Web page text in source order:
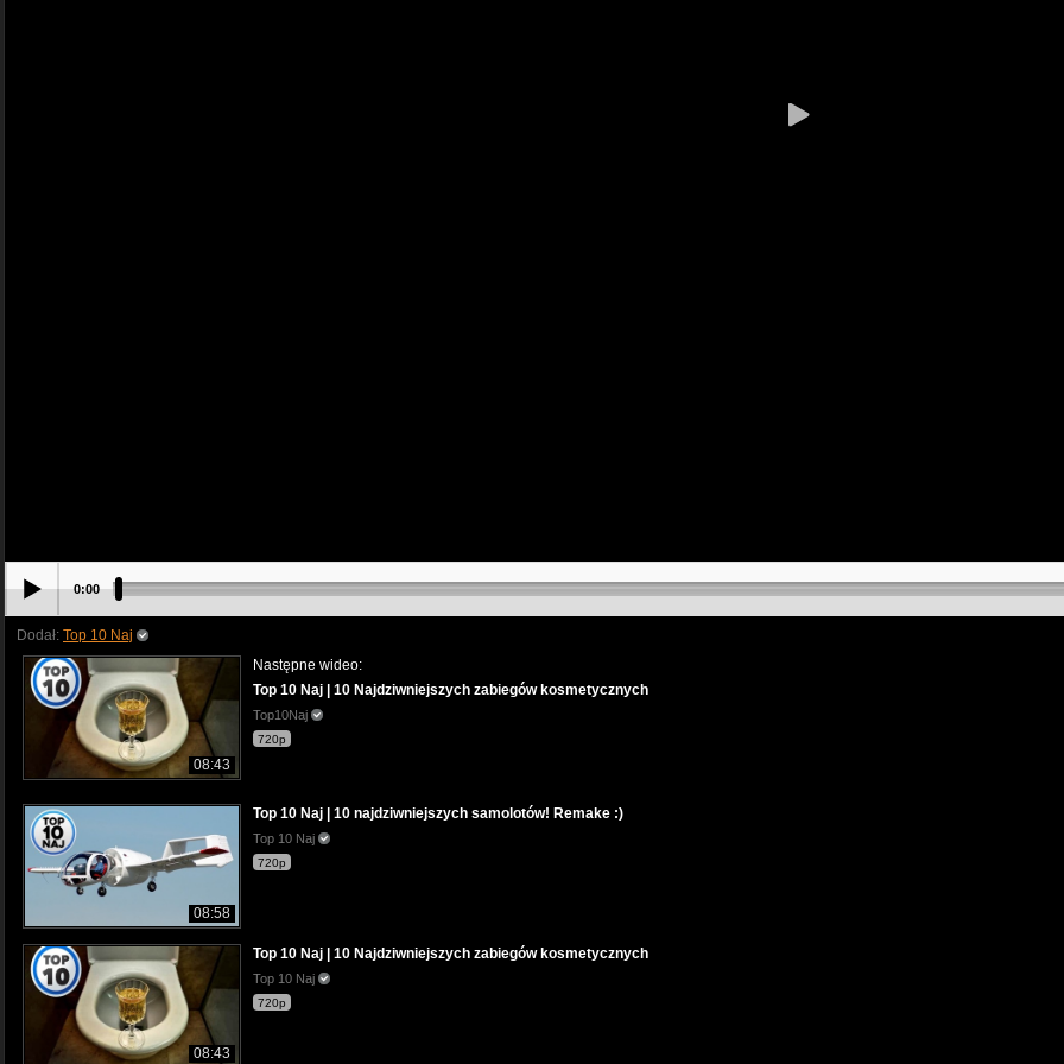
0:00
Dodał: Top 10 Naj
08:43
Następne wideo:
Top 10 Naj | 10 Najdziwniejszych zabiegów kosmetycznych
Top10Naj
720p
08:58
Top 10 Naj | 10 najdziwniejszych samolotów! Remake :)
Top 10 Naj
720p
08:43
Top 10 Naj | 10 Najdziwniejszych zabiegów kosmetycznych
Top 10 Naj
720p